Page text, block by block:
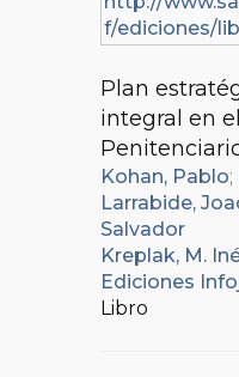
Plan
integral en
Kohan, Pablo;
Larrabide,
Salvador
Kreplak, M.
Ediciones
Libro